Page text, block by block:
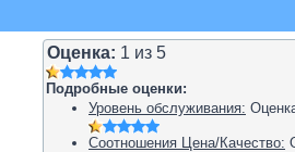
Оценка: 1 из 5
Подробные оценки:
Уровень обслуживания:
Соотношения Цена/Качество: